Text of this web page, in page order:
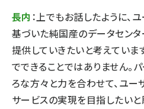
長内 ：上でもお話したように、
基づいた純国産のデータセンタ
提供していきたいと考えていま
でできることではありません。
ろな方々と力を合わせて、ユ
サービスの実現を目指したいと